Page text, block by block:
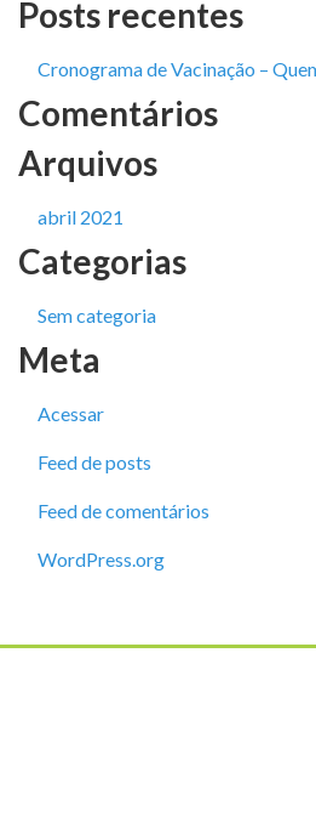
Posts recentes
Cronograma de Vacinação –
Comentários
Arquivos
abril 2021
Categorias
Sem categoria
Meta
Acessar
Feed de posts
Feed de comentários
WordPress.org